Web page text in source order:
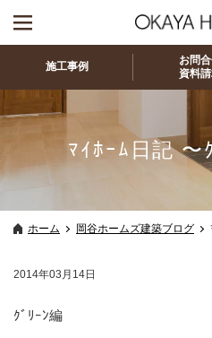
施工事例
お問
資料
ﾏｲﾎｰﾑ日記
ホーム 岡谷ホームズ建築ブログ
2014年03月14日
ｸﾞﾘｰﾝ編